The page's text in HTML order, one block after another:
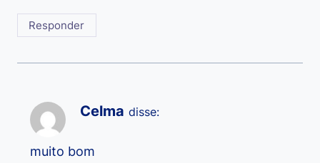
Responder
Celma disse:
muito bom